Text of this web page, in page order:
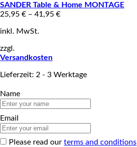
SANDER Table & Home MONTAGE
25,95 € – 41,95 €
inkl. MwSt.
zzgl.
Versandkosten
Lieferzeit: 2 - 3 Werktage
Name
Email
Please read our terms and conditions